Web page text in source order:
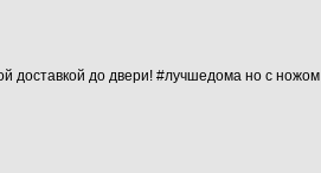
доставкой до двери! #лучшедома но с ножом